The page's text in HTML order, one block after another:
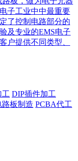
子工业中中最重要
了控制电路部分的
及专业的EMS电子
户提供不同类型、
工 DIP插件加工
路板制造 PCBA代工